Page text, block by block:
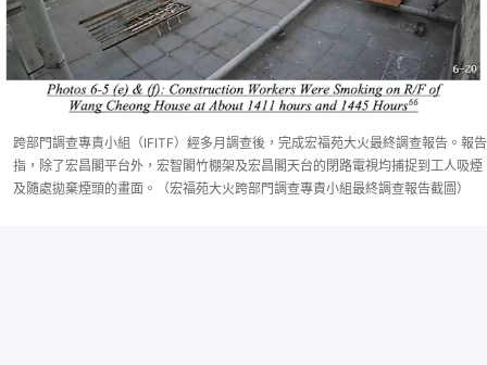
跨部門調查專責小組（IFITF）經多月調查後，完成宏福苑大火最終調查報告。報告
指，除了宏昌閣平台外，宏智閣竹棚架及宏昌閣天台的閉路電視均捕捉到工人吸煙
及隨處拋棄煙頭的畫面。（宏福苑大火跨部門調查專責小組最終調查報告截圖）